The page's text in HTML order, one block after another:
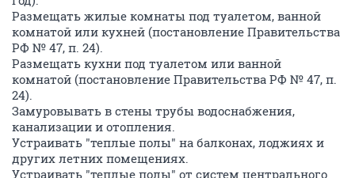
Размещать жилые комнаты под туалетом, ванной
комнатой или кухней (постановление Правительства
РФ № 47, п. 24).
Размещать кухни под туалетом или ванной
комнатой (постановление Правительства РФ № 47, п.
24).
Замуровывать в стены трубы водоснабжения,
канализации и отопления.
Устраивать "теплые полы" на балконах, лоджиях и
других летних помещениях.
Устраивать "теплые полы" от систем центрального